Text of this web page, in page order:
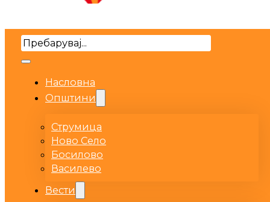
Search
Насловна
Општини
Струмица
Ново Село
Босилово
Василево
Вести